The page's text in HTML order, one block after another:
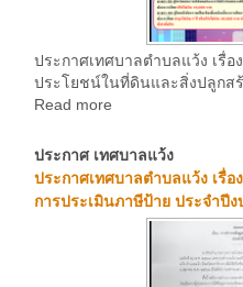
ประกาศเทศบาลตำบลแว้ง เรื่อ
ประโยชน์ในที่ดินและสิ่งปลูกส
Read more
ประกาศ เทศบาลแว้ง
ประกาศเทศบาลตำบลแว้ง เรื่
การประเมินภาษีป้าย ประจำปี